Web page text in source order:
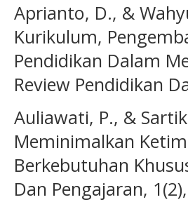
Aprianto, D., &
Kurikulum,
Pendidikan Dalam
Review Pendidikan
Auliawati, P., &
Meminimalkan
Berkebutuhan
Dan Pengajaran,